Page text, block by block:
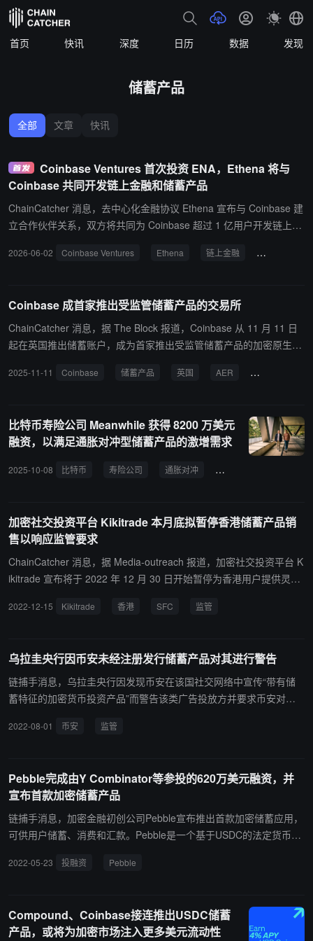
首页 快讯 深度 日历 数据 发现
储蓄产品
全部 文章 快讯
Coinbase Ventures 首次投资 ENA，Ethena 将与
Coinbase 共同开发链上金融和储蓄产品
ChainCatcher 消息，去中心化金融协议 Ethena 宣布与 Coinbase 建
立合作伙伴关系，双方将共同为 Coinbase 超过 1 亿用户开发链上金
Ventures 已在公开市场完成对 Ethena（ENA）的首次投资。
2026-06-02 Coinbase Ventures Ethena 链上金融 Coinbase
Coinbase 成首家推出受监管储蓄产品的交易所
ChainCatcher 消息，据 The Block 报道，Coinbase 从 11 月 11 日
起在英国推出储蓄账户，成为首家推出受监管储蓄产品的加密原生交
放，未来数周将逐步覆盖所有英国用户。 用户存入英镑（GBP）可
护，最高保障额达 8.5 万英镑（约11.2万美元），与传统英国银行享
有同等保障。 Coinbase 英国执行长 Keith Grose 表示，此产品展现
了公司为英国用户打造最佳金融服务的决心，目标成为英国第一金融
英国是 Coinbase 最大的国际市场，今年 2 月取得 FCA 虚拟资产服
务提供者（VASP）注册，成为当地最大注册交易所。搭配 Coinbase
Card，可直接以加密货币、稳定币或法币消费，进一步模糊加密与传
统金融界线。 不过，Coinbase 近年来在英国与爱尔兰仍面临监管挑
战。2024 年英国子公司因违反高风险客户服务限制被 FCA 罚款 450
公司开罚 2470 万美元。 此储蓄账户利率高于多数传统银行，但略低
2025-11-11 Coinbase 储蓄产品 英国 AER 监管挑战
比特币寿险公司 Meanwhile 获得 8200 万美元
融资，以满足通胀对冲型储蓄产品的激增需求
2025-10-08 比特币 寿险公司 通胀对冲 储蓄产品
加密社交投资平台 Kikitrade 本月底拟暂停香港储蓄产品销
售以响应监管要求
ChainCatcher 消息，据 Media-outreach 报道，加密社交投资平台 K
ikitrade 宣布将于 2022 年 12 月 30 日开始暂停为香港用户提供灵活
C）对数字通证形式资产的监管，该公司其他服务不受影响。 据该公
作出的承诺并努力申请为持牌虚拟资产交易平台。 ChainCatcher 此
前报道，Kikitrade 于今年四月完成 600 万美元融资，AppWorks 和
Media Asia 领投，Audeo Ventures 参投。(来源链接)
2022-12-15 Kikitrade 香港 SFC 监管
乌拉圭央行因币安未经注册发行储蓄产品对其进行警告
链捕手消息，乌拉圭央行因发现币安在该国社交网络中宣传“带有储
蓄特征的加密货币投资产品”而警告该类广告投放方并要求币安对其
行储蓄产品。币安回应称，已与当局展开对话，已保证该产品合规运
2022-08-01 币安 监管
Pebble完成由Y Combinator等参投的620万美元融资，并
宣布首款加密储蓄产品
链捕手消息，加密金融初创公司Pebble宣布推出首款加密储蓄应用，
可供用户储蓄、消费和汇款。Pebble是一个基于USDC的法定货币数
Y)。 与此同时，Pebble宣布完成620万美元融资，Y Combinator、C
小奥德尔·贝克汉姆、缪斯·马修·贝拉米的主唱、Quantstamp的CEO
Richard Ma、Nurx Varsha Rao的CEO、Alt Leore Avidar的CEO等
2022-05-23 投融资 Pebble
Compound、Coinbase接连推出USDC储蓄
产品，或将为加密市场注入更多美元流动性